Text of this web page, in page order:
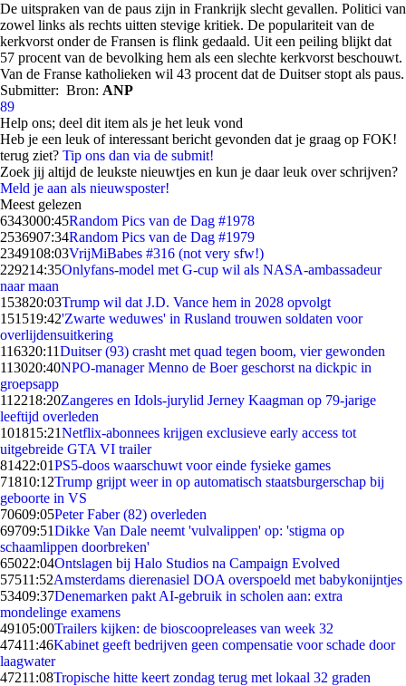
De uitspraken van de paus zijn in Frankrijk slecht gevallen. Politici van
zowel links als rechts uitten stevige kritiek. De populariteit van de
kerkvorst onder de Fransen is flink gedaald. Uit een peiling blijkt dat
57 procent van de bevolking hem als een slechte kerkvorst beschouwt.
Van de Franse katholieken wil 43 procent dat de Duitser stopt als paus.
Submitter: Bron: ANP
89
Help ons; deel dit item als je het leuk vond
Heb je een leuk of interessant bericht gevonden dat je graag op FOK!
terug ziet? Tip ons dan via de submit!
Zoek jij altijd de leukste nieuwtjes en kun je daar leuk over schrijven?
Meld je aan als nieuwsposter!
Meest gelezen
6343000:45Random Pics van de Dag #1978
2536907:34Random Pics van de Dag #1979
2349108:03VrijMiBabes #316 (not very sfw!)
229214:35Onlyfans-model met G-cup wil als NASA-ambassadeur
naar maan
153820:03Trump wil dat J.D. Vance hem in 2028 opvolgt
151519:42'Zwarte weduwes' in Rusland trouwen soldaten voor
overlijdensuitkering
116320:11Duitser (93) crasht met quad tegen boom, vier gewonden
113020:40NPO-manager Menno de Boer geschorst na dickpic in
groepsapp
112218:20Zangeres en Idols-jurylid Jerney Kaagman op 79-jarige
leeftijd overleden
101815:21Netflix-abonnees krijgen exclusieve early access tot
uitgebreide GTA VI trailer
81422:01PS5-doos waarschuwt voor einde fysieke games
71810:12Trump grijpt weer in op automatisch staatsburgerschap bij
geboorte in VS
70609:05Peter Faber (82) overleden
69709:51Dikke Van Dale neemt 'vulvalippen' op: 'stigma op
schaamlippen doorbreken'
65022:04Ontslagen bij Halo Studios na Campaign Evolved
57511:52Amsterdams dierenasiel DOA overspoeld met babykonijntjes
53409:37Denemarken pakt AI-gebruik in scholen aan: extra
mondelinge examens
49105:00Trailers kijken: de bioscoopreleases van week 32
47411:46Kabinet geeft bedrijven geen compensatie voor schade door
laagwater
47211:08Tropische hitte keert zondag terug met lokaal 32 graden